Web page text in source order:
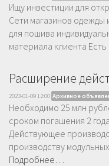
Ищу инвестиции для
Сети магазинов одежды
для пошива
материала клиента Есть
Расширение
2023-01-09 12:00 Архивное
Необходимо 25 млн
сроком погашения 2
Действующее
производству
Подробнее…